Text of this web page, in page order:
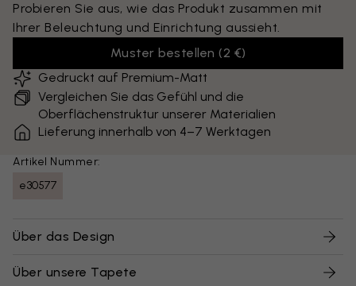
Probieren Sie aus, wie das Produkt zusammen mit
Ihrer Beleuchtung und Einrichtung aussieht.
Muster bestellen (2 €)
Gedruckt auf Premium-Matt
Vergleichen Sie das Gefühl und die
Oberflächenstruktur unserer Materialien
Lieferung innerhalb von 4–7 Werktagen
Artikel Nummer:
e30577
Über das Design
Über unsere Tapete